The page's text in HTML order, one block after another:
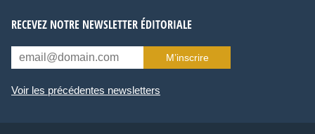
RECEVEZ NOTRE NEWSLETTER ÉDITORIALE
M’inscrire
Voir les précédentes newsletters